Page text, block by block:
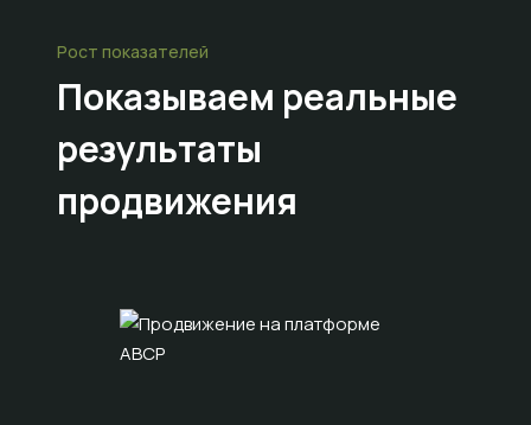
Рост показателей
Показываем реальные
результаты
продвижения